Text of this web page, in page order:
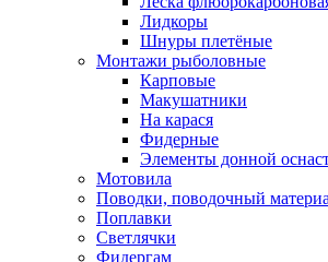
Лидкоры
Шнуры плетёные
Монтажи рыболовные
Карповые
Макушатники
На карася
Фидерные
Элементы донной
Мотовила
Поводки, поводочный
Поплавки
Светлячки
Фидергам